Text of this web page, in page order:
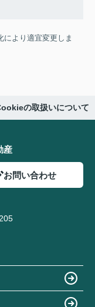
より適宜変更しま
の取扱いについて
産
お問い合わせ